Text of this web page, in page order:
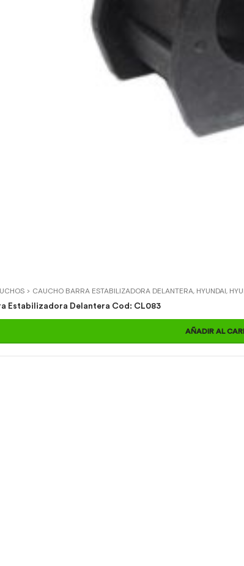
> CAUCHO BARRA ESTABILIZADORA DELANTERA, HYUNDAI,
Estabilizadora Delantera Cod: CL083
AÑADIR AL